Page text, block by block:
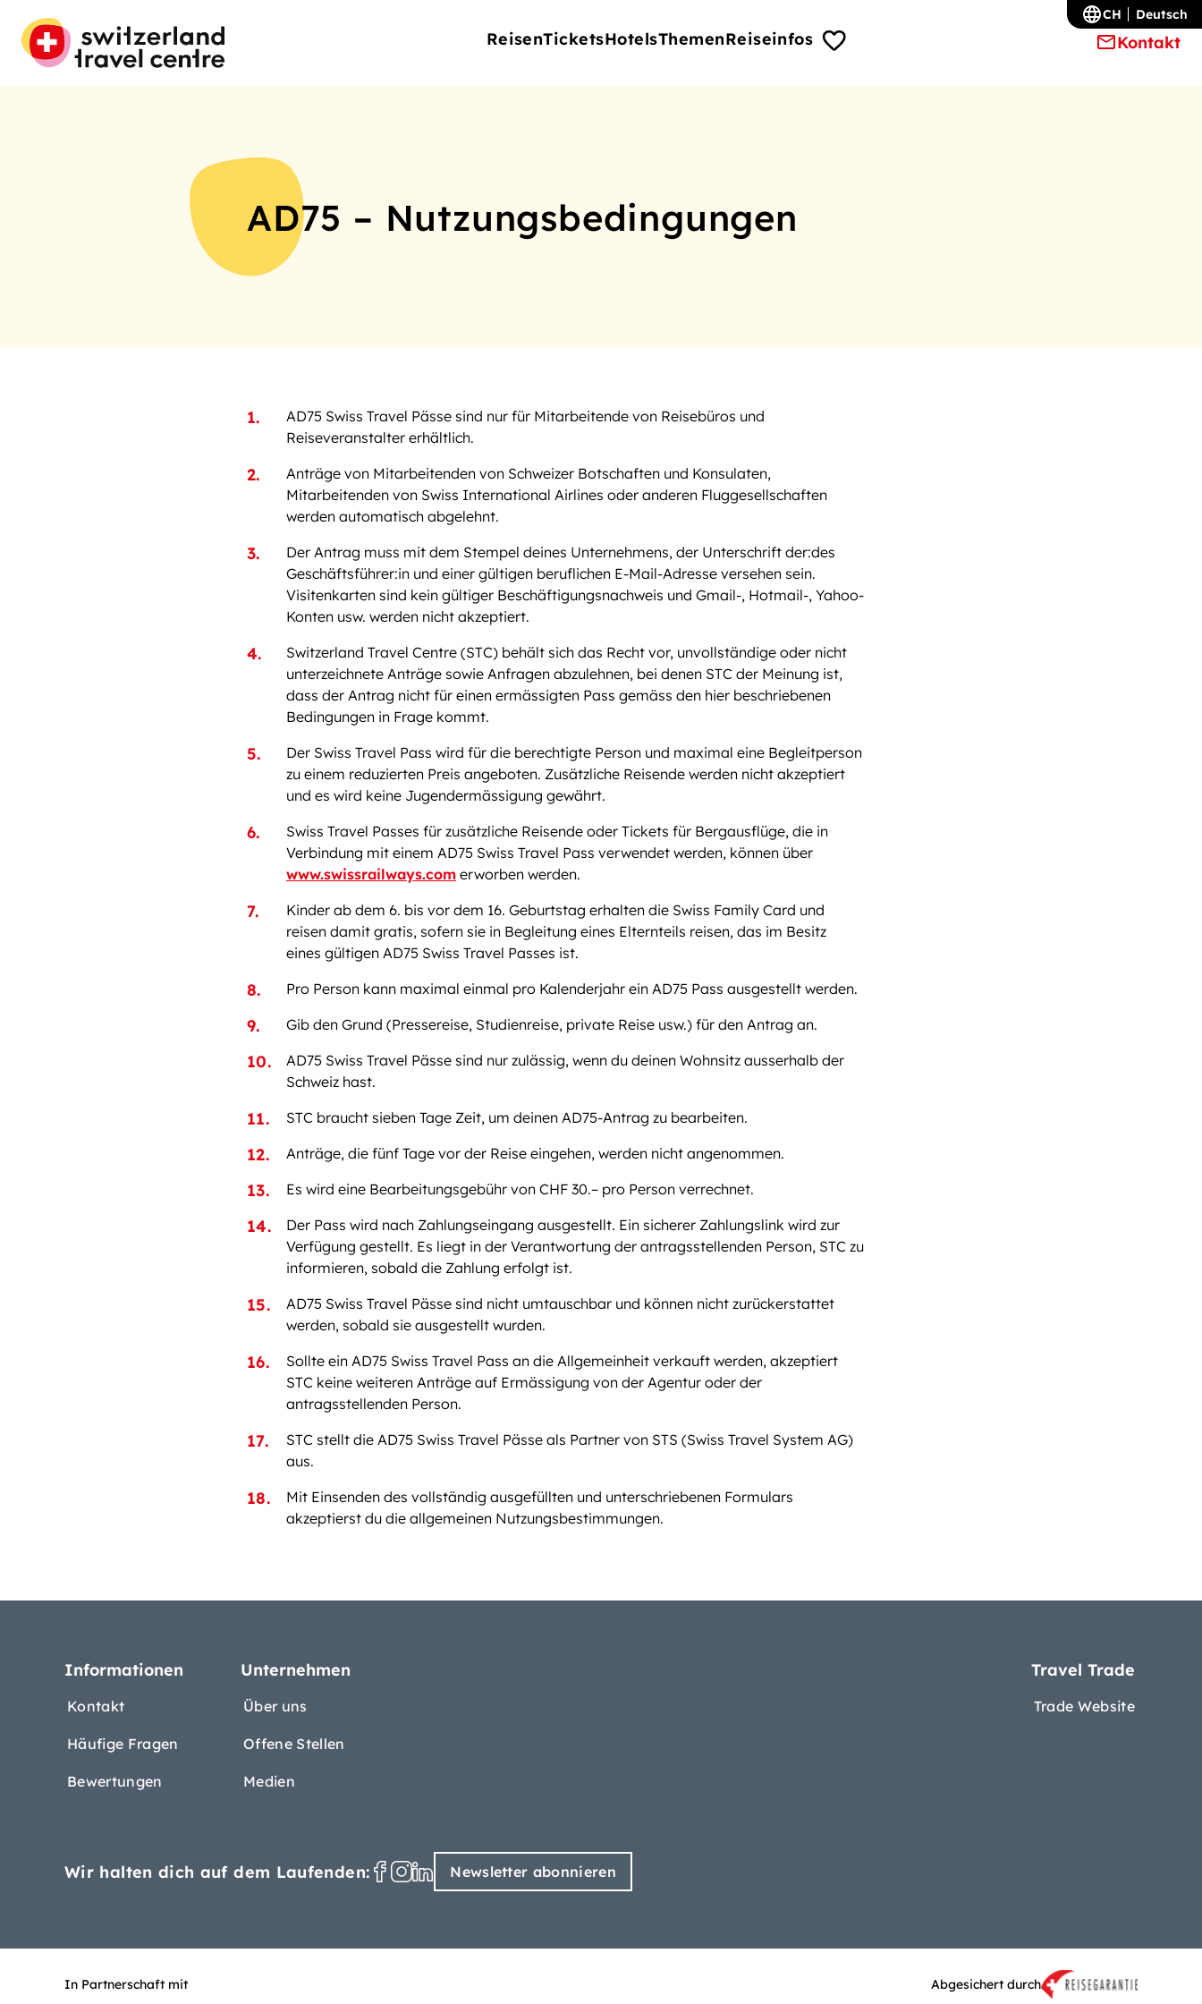
ReisenTicketsHotelsThemenReiseinfos Kontakt
CH Deutsch
AD75 – Nutzungsbedingungen
AD75 Swiss Travel Pässe sind nur für Mitarbeitende von Reisebüros und
Reiseveranstalter erhältlich.
Anträge von Mitarbeitenden von Schweizer Botschaften und Konsulaten,
Mitarbeitenden von Swiss International Airlines oder anderen Fluggesellschaften
werden automatisch abgelehnt.
Der Antrag muss mit dem Stempel deines Unternehmens, der Unterschrift der:des
Geschäftsführer:in und einer gültigen beruflichen E-Mail-Adresse versehen sein.
Visitenkarten sind kein gültiger Beschäftigungsnachweis und Gmail-, Hotmail-, Yahoo-
Konten usw. werden nicht akzeptiert.
Switzerland Travel Centre (STC) behält sich das Recht vor, unvollständige oder nicht
unterzeichnete Anträge sowie Anfragen abzulehnen, bei denen STC der Meinung ist,
dass der Antrag nicht für einen ermässigten Pass gemäss den hier beschriebenen
Bedingungen in Frage kommt.
Der Swiss Travel Pass wird für die berechtigte Person und maximal eine Begleitperson
zu einem reduzierten Preis angeboten. Zusätzliche Reisende werden nicht akzeptiert
und es wird keine Jugendermässigung gewährt.
Swiss Travel Passes für zusätzliche Reisende oder Tickets für Bergausflüge, die in
Verbindung mit einem AD75 Swiss Travel Pass verwendet werden, können über
www.swissrailways.com erworben werden.
Kinder ab dem 6. bis vor dem 16. Geburtstag erhalten die Swiss Family Card und
reisen damit gratis, sofern sie in Begleitung eines Elternteils reisen, das im Besitz
eines gültigen AD75 Swiss Travel Passes ist.
Pro Person kann maximal einmal pro Kalenderjahr ein AD75 Pass ausgestellt werden.
Gib den Grund (Pressereise, Studienreise, private Reise usw.) für den Antrag an.
AD75 Swiss Travel Pässe sind nur zulässig, wenn du deinen Wohnsitz ausserhalb der
Schweiz hast.
STC braucht sieben Tage Zeit, um deinen AD75-Antrag zu bearbeiten.
Anträge, die fünf Tage vor der Reise eingehen, werden nicht angenommen.
Es wird eine Bearbeitungsgebühr von CHF 30.– pro Person verrechnet.
Der Pass wird nach Zahlungseingang ausgestellt. Ein sicherer Zahlungslink wird zur
Verfügung gestellt. Es liegt in der Verantwortung der antragsstellenden Person, STC zu
informieren, sobald die Zahlung erfolgt ist.
AD75 Swiss Travel Pässe sind nicht umtauschbar und können nicht zurückerstattet
werden, sobald sie ausgestellt wurden.
Sollte ein AD75 Swiss Travel Pass an die Allgemeinheit verkauft werden, akzeptiert
STC keine weiteren Anträge auf Ermässigung von der Agentur oder der
antragsstellenden Person.
STC stellt die AD75 Swiss Travel Pässe als Partner von STS (Swiss Travel System AG)
aus.
Mit Einsenden des vollständig ausgefüllten und unterschriebenen Formulars
akzeptierst du die allgemeinen Nutzungsbestimmungen.
Informationen
Kontakt
Häufige Fragen
Bewertungen
Unternehmen
Über uns
Offene Stellen
Medien
Travel Trade
Trade Website
Wir halten dich auf dem Laufenden: Newsletter abonnieren
In Partnerschaft mit Abgesichert durch